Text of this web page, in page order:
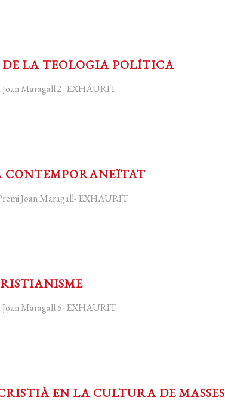
LA TEOLOGIA POLÍTICA
Joan Maragall 2- EXHAURIT
CONTEMPORANEÏTAT
Joan Maragall- EXHAURIT
Joan Maragall 6- EXHAURIT
EN LA CULTURA DE MASSES